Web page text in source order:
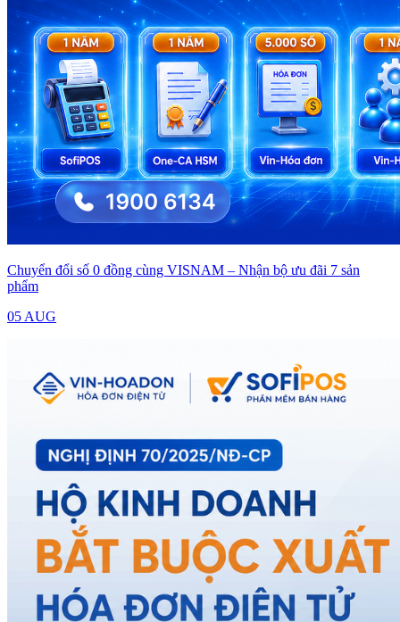
Chuyển đổi số 0 đồng cùng VISNAM – Nhận bộ ưu đãi 7 sản
phẩm
05 AUG